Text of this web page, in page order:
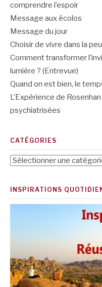
comprendre l’espoir
Message aux écolos
Message du jour
Choisir de vivre dans la
Comment transformer
lumière ? (Entrevue)
Quand on est bien, le
L’Expérience de
psychiatrisées
CATÉGORIES
Catégories
INSPIRATIONS